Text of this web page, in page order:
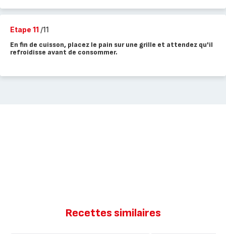
Etape 11 /11
En fin de cuisson, placez le pain sur une grille et attendez qu'il
refroidisse avant de consommer.
Recettes similaires